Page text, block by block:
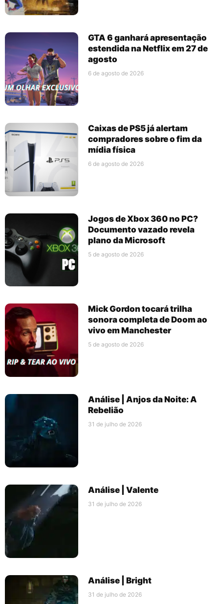
GTA 6 ganhará apresentação
estendida na Netflix em 27 de
agosto
6 de agosto de 2026
Caixas de PS5 já alertam
compradores sobre o fim da
mídia física
6 de agosto de 2026
Jogos de Xbox 360 no PC?
Documento vazado revela
plano da Microsoft
5 de agosto de 2026
Mick Gordon tocará trilha
sonora completa de Doom ao
vivo em Manchester
5 de agosto de 2026
Análise | Anjos da Noite: A
Rebelião
31 de julho de 2026
Análise | Valente
31 de julho de 2026
Análise | Bright
31 de julho de 2026